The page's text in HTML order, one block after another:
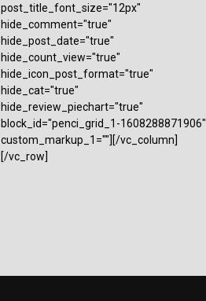
post_title_font_size="12px"
hide_comment="true"
hide_post_date="true"
hide_count_view="true"
hide_icon_post_format="true"
hide_cat="true"
hide_review_piechart="true"
block_id="penci_grid_1-1608288871906"
custom_markup_1=""][/vc_column]
[/vc_row]